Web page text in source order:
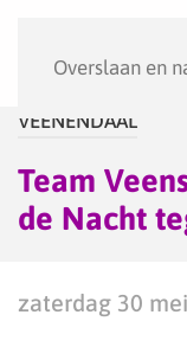
Overslaan en
VEENENDAAL
Team
de Nacht
zaterdag 30